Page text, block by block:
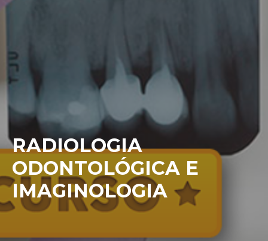
RADIOLOGIA
ODONTOLÓGICA E
IMAGINOLOGIA